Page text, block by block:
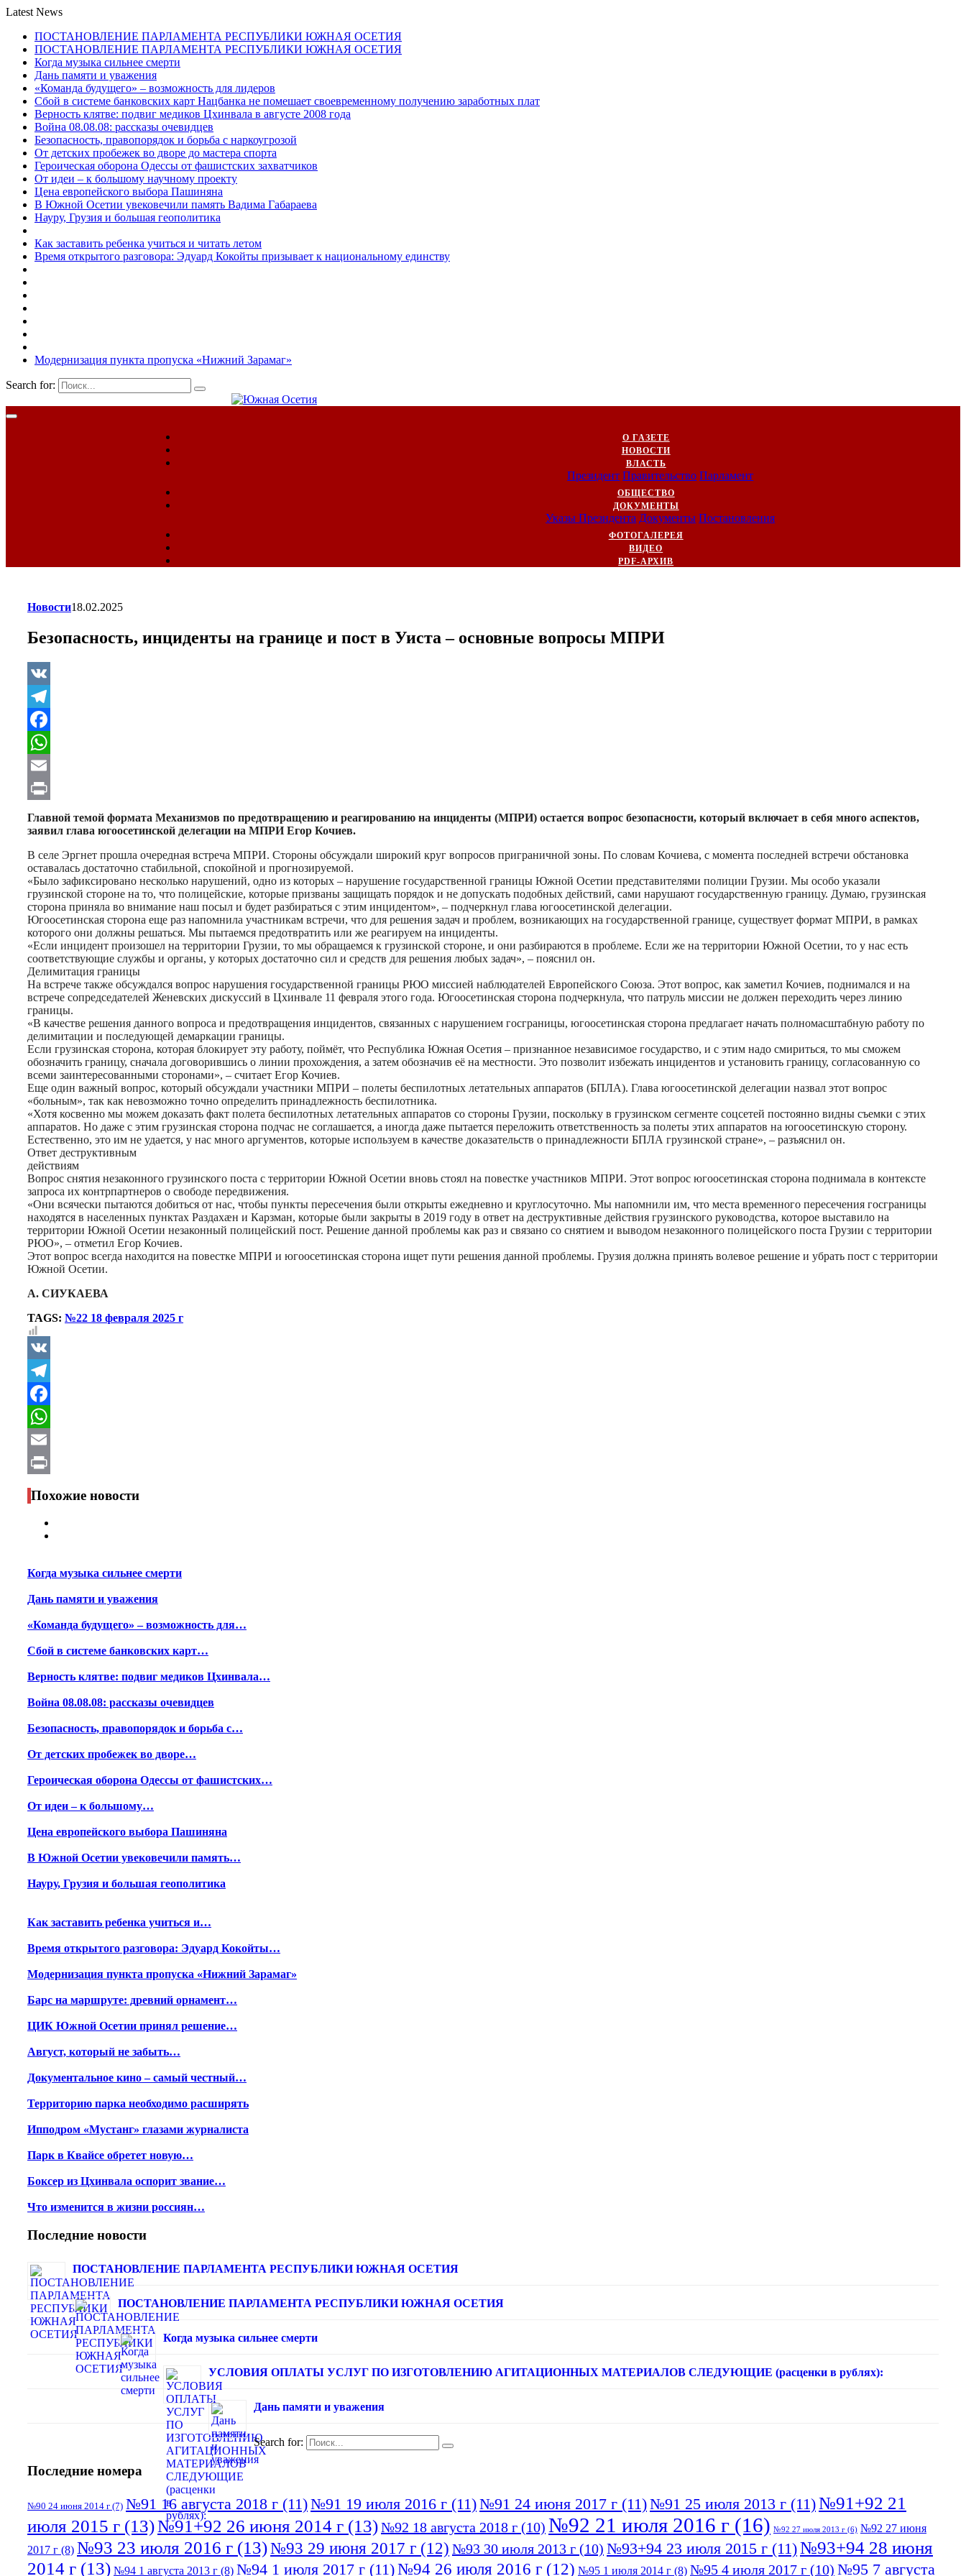
Latest News
ПОСТАНОВЛЕНИЕ ПАРЛАМЕНТА РЕСПУБЛИКИ ЮЖНАЯ ОСЕТИЯ
ПОСТАНОВЛЕНИЕ ПАРЛАМЕНТА РЕСПУБЛИКИ ЮЖНАЯ ОСЕТИЯ
Когда музыка сильнее смерти
Дань памяти и уважения
«Команда будущего» – возможность для лидеров
Сбой в системе банковских карт Нацбанка не помешает своевременному получению заработных плат
Верность клятве: подвиг медиков Цхинвала в августе 2008 года
Война 08.08.08: рассказы очевидцев
Безопасность, правопорядок и борьба с наркоугрозой
От детских пробежек во дворе до мастера спорта
Героическая оборона Одессы от фашистских захватчиков
От идеи – к большому научному проекту
Цена европейского выбора Пашиняна
В Южной Осетии увековечили память Вадима Габараева
Науру, Грузия и большая геополитика
Как заставить ребенка учиться и читать летом
Время открытого разговора: Эдуард Кокойты призывает к национальному единству
Модернизация пункта пропуска «Нижний Зарамаг»
Search for:
О ГАЗЕТЕ
НОВОСТИ
ВЛАСТЬ
Президент Правительство Парламент
ОБЩЕСТВО
ДОКУМЕНТЫ
Указы Президента Документы Постановления
ФОТОГАЛЕРЕЯ
ВИДЕО
PDF-АРХИВ
Новости18.02.2025
Безопасность, инциденты на границе и пост в Уиста – основные вопросы МПРИ
VK
Telegram
Facebook
WhatsApp
Email
Print
Главной темой формата Механизмов по предотвращению и реагированию на инциденты (МПРИ) остается вопрос безопасности, который включает в себя много аспектов,
заявил глава югоосетинской делегации на МПРИ Егор Кочиев.
В селе Эргнет прошла очередная встреча МПРИ. Стороны обсуждали широкий круг вопросов приграничной зоны. По словам Кочиева, с момента последней встречи обстановка
оставалась достаточно стабильной, спокойной и прогнозируемой.
«Было зафиксировано несколько нарушений, одно из которых – нарушение государственной границы Южной Осетии представителями полиции Грузии. Мы особо указали
грузинской стороне на то, что полицейские, которые призваны защищать порядок и не допускать подобных действий, сами нарушают государственную границу. Думаю, грузинская
сторона приняла во внимание наш посыл и будет разбираться с этим инцидентом», – подчеркнул глава югоосетинской делегации.
Югоосетинская сторона еще раз напомнила участникам встречи, что для решения задач и проблем, возникающих на государственной границе, существует формат МПРИ, в рамках
которого они должны решаться. Мы пытаемся предотвратить или же реагируем на инциденты.
«Если инцидент произошел на территории Грузии, то мы обращаемся к грузинской стороне, и они разбираются в проблеме. Если же на территории Южной Осетии, то у нас есть
соответствующие службы и органы, у которых достаточно сил и средств для решения любых задач», – пояснил он.
Делимитация границы
На встрече также обсуждался вопрос нарушения государственной границы РЮО миссией наблюдателей Европейского Союза. Этот вопрос, как заметил Кочиев, поднимался и на
встрече сопредседателей Женевских дискуссий в Цхинвале 11 февраля этого года. Югоосетинская сторона подчеркнула, что патруль миссии не должен переходить через линию
границы.
«В качестве решения данного вопроса и предотвращения инцидентов, связанных с нарушением госграницы, югоосетинская сторона предлагает начать полномасштабную работу по
делимитации и последующей демаркации границы.
Если грузинская сторона, которая блокирует эту работу, поймёт, что Республика Южная Осетия – признанное независимое государство, и с этим надо смириться, то мы сможем
обозначить границу, сначала договорившись о линии прохождения, а затем обозначив её на местности. Это позволит избежать инцидентов и установить границу, согласованную со
всеми заинтересованными сторонами», – считает Егор Кочиев.
Еще один важный вопрос, который обсуждали участники МПРИ – полеты беспилотных летательных аппаратов (БПЛА). Глава югоосетинской делегации назвал этот вопрос
«больным», так как невозможно точно определить принадлежность беспилотника.
«Хотя косвенно мы можем доказать факт полета беспилотных летательных аппаратов со стороны Грузии, поскольку в грузинском сегменте соцсетей постоянно видны съемки с этих
аппаратов. Но даже с этим грузинская сторона подчас не соглашается, а иногда даже пытается переложить ответственность за полеты этих аппаратов на югоосетинскую сторону.
Естественно, это им не удается, у нас много аргументов, которые используем в качестве доказательств о принадлежности БПЛА грузинской стране», – разъяснил он.
Ответ деструктивным
действиям
Вопрос снятия незаконного грузинского поста с территории Южной Осетии вновь стоял на повестке участников МПРИ. Этот вопрос югоосетинская сторона поднимала в контексте
запроса их контрпартнеров о свободе передвижения.
«Они всячески пытаются добиться от нас, чтобы пункты пересечения были открыты ежедневно и круглосуточно. Мы напомнили им, что места временного пересечения госграницы
находятся в населенных пунктах Раздахæн и Карзман, которые были закрыты в 2019 году в ответ на деструктивные действия грузинского руководства, которое выставило на
территории Южной Осетии незаконный полицейский пост. Решение данной проблемы как раз и связано со снятием и выводом незаконного полицейского поста Грузии с территории
РЮО», – отметил Егор Кочиев.
Этот вопрос всегда находится на повестке МПРИ и югоосетинская сторона ищет пути решения данной проблемы. Грузия должна принять волевое решение и убрать пост с территории
Южной Осетии.
А. СИУКАЕВА
TAGS: №22 18 февраля 2025 г
VK
Telegram
Facebook
WhatsApp
Email
Print
Похожие новости
Когда музыка сильнее смерти
Дань памяти и уважения
«Команда будущего» – возможность для…
Сбой в системе банковских карт…
Верность клятве: подвиг медиков Цхинвала…
Война 08.08.08: рассказы очевидцев
Безопасность, правопорядок и борьба с…
От детских пробежек во дворе…
Героическая оборона Одессы от фашистских…
От идеи – к большому…
Цена европейского выбора Пашиняна
В Южной Осетии увековечили память…
Науру, Грузия и большая геополитика
Как заставить ребенка учиться и…
Время открытого разговора: Эдуард Кокойты…
Модернизация пункта пропуска «Нижний Зарамаг»
Барс на маршруте: древний орнамент…
ЦИК Южной Осетии принял решение…
Август, который не забыть…
Документальное кино – самый честный…
Территорию парка необходимо расширять
Ипподром «Мустанг» глазами журналиста
Парк в Квайсе обретет новую…
Боксер из Цхинвала оспорит звание…
Что изменится в жизни россиян…
Последние новости
ПОСТАНОВЛЕНИЕ ПАРЛАМЕНТА РЕСПУБЛИКИ ЮЖНАЯ ОСЕТИЯ
ПОСТАНОВЛЕНИЕ ПАРЛАМЕНТА РЕСПУБЛИКИ ЮЖНАЯ ОСЕТИЯ
Когда музыка сильнее смерти
УСЛОВИЯ ОПЛАТЫ УСЛУГ ПО ИЗГОТОВЛЕНИЮ АГИТАЦИОННЫХ МАТЕРИАЛОВ СЛЕДУЮЩИЕ (расценки в рублях):
Дань памяти и уважения
Search for:
Последние номера
№90 24 июня 2014 г (7) №91 16 августа 2018 г (11)№91 19 июля 2016 г (11)№91 24 июня 2017 г (11)№91 25 июля 2013 г (11)№91+92 21
июля 2015 г (13)№91+92 26 июня 2014 г (13)№92 18 августа 2018 г (10) №92 21 июля 2016 г (16) №92 27 июля 2013 г (6) №92 27 июня
2017 г (8) №93 23 июля 2016 г (13)№93 29 июня 2017 г (12) №93 30 июля 2013 г (10) №93+94 23 июля 2015 г (11)№93+94 28 июня
2014 г (13) №94 1 августа 2013 г (8) №94 1 июля 2017 г (11)№94 26 июля 2016 г (12) №95 1 июля 2014 г (8) №95 4 июля 2017 г (10) №95 7 августа